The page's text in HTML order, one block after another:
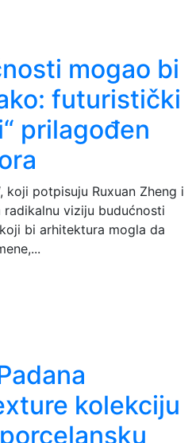
mogao bi
futuristički
prilagođen
koji potpisuju Ruxuan Zheng i
radikalnu viziju budućnosti
bi arhitektura mogla da
kolekciju